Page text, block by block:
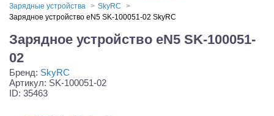
Автомодели
Запчасти и аксессуары
Игрушки
Самолеты
Зарядные устройства
SkyRC
Зарядное устройство eN5 SK-100051-02 SkyRC
Зарядное устройство eN5 SK-100051-
02
Бренд: SkyRC
Артикул: SK-100051-02
ID: 35463